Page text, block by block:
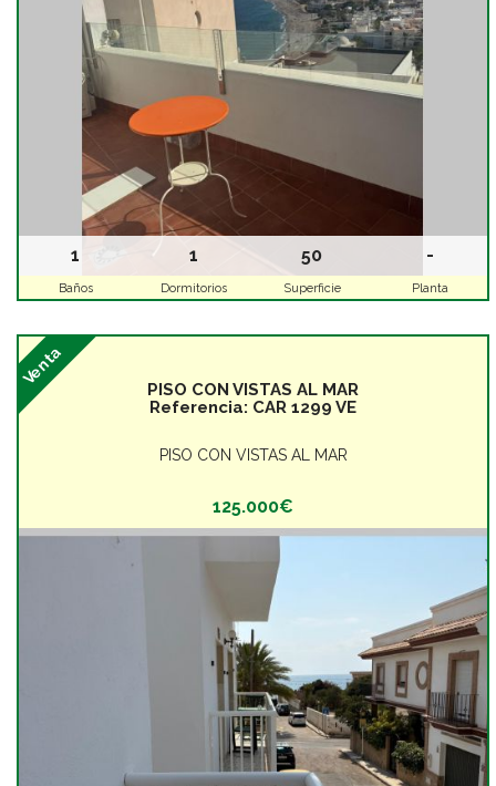
1
Baños
1
Dormitorios
50
Superficie
-
Planta
PISO CON VISTAS AL MAR
Referencia: CAR 1299 VE
PISO CON VISTAS AL MAR
Venta
125.000€